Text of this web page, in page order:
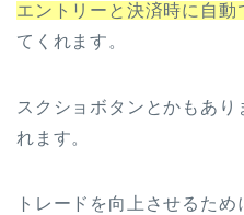
エントリーと決済時に自動
てくれます。
スクショボタンとかもあり
れます。
トレードを向上させるた